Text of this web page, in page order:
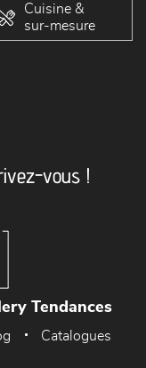
Cuisine &
sur-mesure
vous !
Tendances
Catalogues